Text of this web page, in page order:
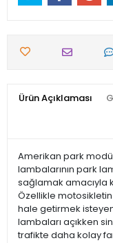
Ürün Açıklaması
Amerikan park
lambalarının park
sağlamak amacıyla
Özellikle
hale getirmek
lambaları açıkken
trafikte daha kolay